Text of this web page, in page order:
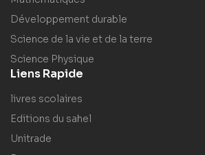
Développement durable
Science de la vie et de la terre
Science Physique
Liens Rapide
livres scolaires
Editions du sahel
Unitrade